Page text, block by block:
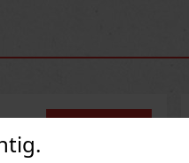
Rabatt: 24%